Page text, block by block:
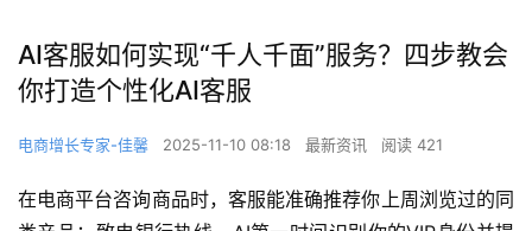
AI客服如何实现“千人千面”服务？四步教会
你打造个性化AI客服
电商增长专家-佳馨 2025-11-10 08:18 最新资讯 阅读 421
在电商平台咨询商品时，客服能准确推荐你上周浏览过的同